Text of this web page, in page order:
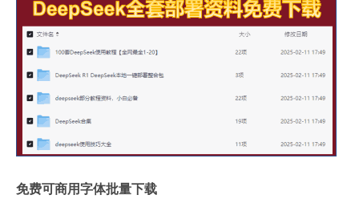
免费可商用字体批量下载